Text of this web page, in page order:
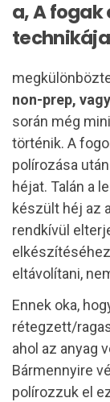
a, A
non-prep,
során még
történik. A
polírozása
héjat. Talán a
készült héj az
rendkívül
eltávolítani,
Ennek oka,
rétegzett/
ahol az anyag
Bármennyire
polírozzuk el